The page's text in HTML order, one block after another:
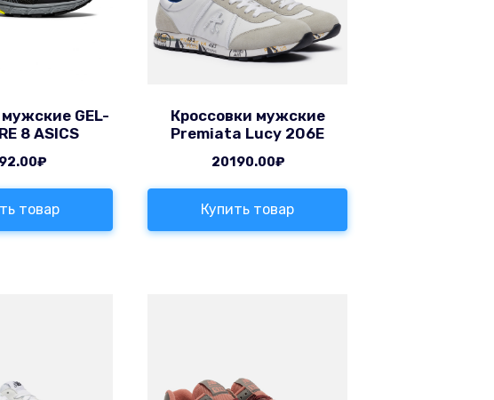
GEL-
8 ASICS
₽
товар
Кроссовки мужские
Premiata Lucy 206E
20190.00₽
Купить товар